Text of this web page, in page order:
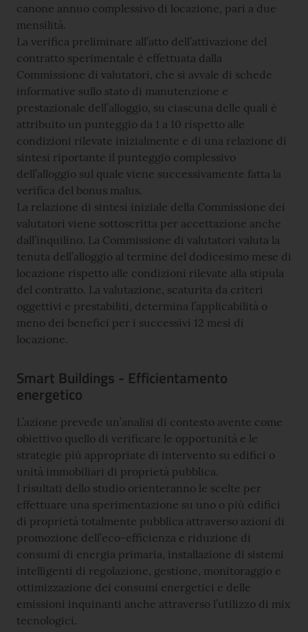
canone annuo complessivo di locazione, pari a due
mensilità.
La verifica preliminare all’atto dell’attivazione del
contratto sperimentale è effettuata dalla
Commissione di valutatori, che si avvale di schede
informative sullo stato di manutenzione e
prestazionale dell’alloggio, su ciascuna delle quali è
attribuito un punteggio da 1 a 10 rispetto alle
condizioni rilevate inizialmente e di una relazione di
sintesi riportante il punteggio complessivo
dell’alloggio sul quale viene successivamente fatta la
verifica del bonus malus.
La relazione di sintesi iniziale della Commissione dei
valutatori viene sottoscritta per accettazione anche
dall’inquilino. La Commissione di valutatori valuta la
tenuta dell’alloggio al termine del dodicesimo mese di
locazione rispetto alle condizioni rilevate alla stipula
del contratto. La valutazione, scaturita da criteri
oggettivi e prestabiliti, determina l’applicabilità o
meno dei benefici per i successivi 12 mesi di
locazione.
Smart Buildings - Efficientamento
energetico
L’azione prevede un’analisi di contesto avente come
obiettivo quello di verificare le opportunità e le
strategie più appropriate di intervento su edifici o
unità immobiliari di proprietà pubblica.
I risultati dello studio orienteranno le scelte per
effettuare una sperimentazione su uno o più edifici
di proprietà totalmente pubblica attraverso azioni di
promozione dell’eco-efficienza e riduzione di
consumi di energia primaria, installazione di sistemi
intelligenti di regolazione, gestione, monitoraggio e
ottimizzazione dei consumi energetici e delle
emissioni inquinanti anche attraverso l’utilizzo di mix
tecnologici.